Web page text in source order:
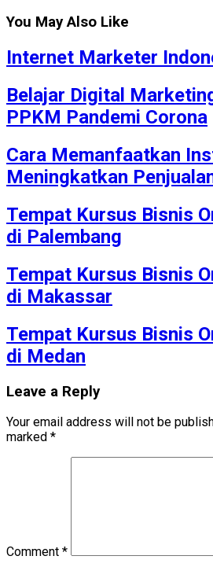
You May Also Like
Internet Marketer
Belajar Digital
PPKM Pandemi Corona
Cara Memanfaatkan
Meningkatkan
Tempat Kursus Bisnis
di Palembang
Tempat Kursus Bisnis
di Makassar
Tempat Kursus Bisnis
di Medan
Leave a Reply
Your email address will not be
marked *
Comment *